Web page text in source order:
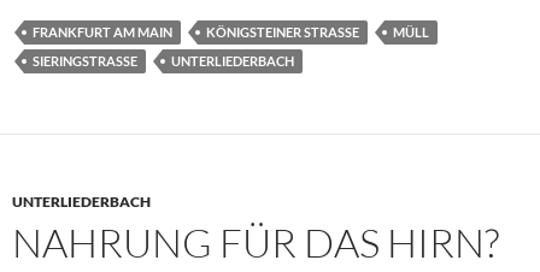
FRANKFURT AM MAIN KÖNIGSTEINER STRASSE
MÜLL
SIERINGSTRASSE
UNTERLIEDERBACH
UNTERLIEDERBACH
NAHRUNG FÜR DAS HIRN?